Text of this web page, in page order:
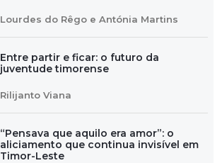
Lourdes do Rêgo e Antónia Martins
Entre partir e ficar: o futuro da
juventude timorense
Rilijanto Viana
“Pensava que aquilo era amor”: o
aliciamento que continua invisível em
Timor-Leste